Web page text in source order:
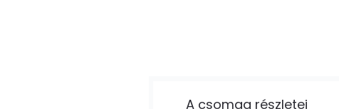
A csomag részletei